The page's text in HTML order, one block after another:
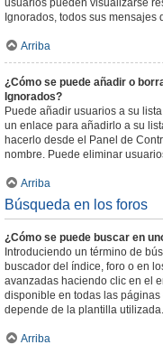
usuarios pueden visualizarse
Ignorados, todos sus mensajes
Arriba
¿Cómo se puede añadir o
Ignorados?
Puede añadir usuarios a su
un enlace para añadirlo a su
hacerlo desde el Panel de
nombre. Puede eliminar
Arriba
Búsqueda en los foros
¿Cómo se puede buscar en
Introduciendo un término de
buscador del índice, foro o en
avanzadas haciendo clic en el
disponible en todas las
depende de la plantilla utilizada.
Arriba